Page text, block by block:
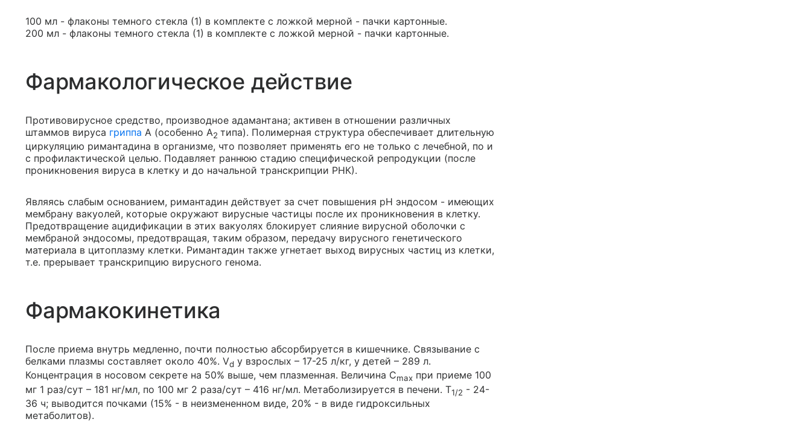
100 мл - флаконы темного стекла (1) в комплекте с ложкой мерной - пачки картонные.
200 мл - флаконы темного стекла (1) в комплекте с ложкой мерной - пачки картонные.
Фармакологическое действие
Противовирусное средство, производное адамантана; активен в отношении различных
штаммов вируса гриппа А (особенно А2 типа). Полимерная структура обеспечивает длительную
циркуляцию римантадина в организме, что позволяет применять его не только с лечебной, по и
с профилактической целью. Подавляет раннюю стадию специфической репродукции (после
проникновения вируса в клетку и до начальной транскрипции РНК).
Являясь слабым основанием, римантадин действует за счет повышения pH эндосом - имеющих
мембрану вакуолей, которые окружают вирусные частицы после их проникновения в клетку.
Предотвращение ацидификации в этих вакуолях блокирует слияние вирусной оболочки с
мембраной эндосомы, предотвращая, таким образом, передачу вирусного генетического
материала в цитоплазму клетки. Римантадин также угнетает выход вирусных частиц из клетки,
т.е. прерывает транскрипцию вирусного генома.
Фармакокинетика
После приема внутрь медленно, почти полностью абсорбируется в кишечнике. Связывание с
белками плазмы составляет около 40%. Vd у взрослых – 17-25 л/кг, у детей – 289 л.
Концентрация в носовом секрете на 50% выше, чем плазменная. Величина Cmax при приеме 100
мг 1 раз/сут – 181 нг/мл, по 100 мг 2 раза/сут – 416 нг/мл. Метаболизируется в печени. T1/2 - 24-
36 ч; выводится почками (15% - в неизмененном виде, 20% - в виде гидроксильных
метаболитов).